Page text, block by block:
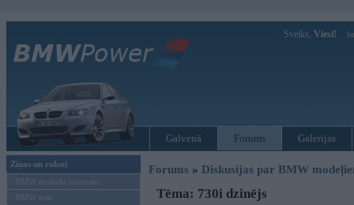
Sveiks, Viesi!
Galvenā Forums Galerijas
Ziņas un raksti
BMW modeļu jaunumi
BMW testi
Forums » Diskusijas par BMW
Tēma: 730i dzinējs